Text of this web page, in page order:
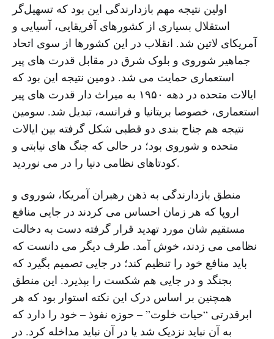
اولین نتیجه مهم بازدارندگی این بود که تسهیل‌گر
استقلال بسیاری از کشورهای آفریقایی، آسیایی و
آمریکای لاتین شد. انقلاب در این کشورها از سوی اتحاد
جماهیر شوروی و بلوک شرق در مقابل قدرت های پیر
استعماری حمایت می شد. دومین نتیجه این بود که
ایالات متحده در دهه ۱۹۵۰ به میراث دار قدرت های پیر
استعماری، خصوصا بریتانیا و فرانسه، تبدیل شد. سومین
نتیجه هم جناح بندی دو قطبی شکل گرفته بین ایالات
متحده و شوروی بود؛ در حالی که جنگ های نیابتی و
کودتاهای نظامی دنیا را در می نوردید.
منطق بازدارندگی به ذهن رهبران آمریکا، شوروی و
اروپا که هر زمان احساس می کردند در جایی منافع
مستقیم شان مورد تهدید قرار گرفته دست به دخالت
نظامی می زدند، خوش آمد. طرف دیگر می دانست که
باید منافع خود را تنظیم کند؛ در جایی تصمیم بگیرد که
بجنگد و در جایی هم شکست را بپذیرد. این منطق
همچنین بر اساس درک این نکته استوار بود که هر
ابرقدرتی “حیات خلوت” – حوزه نفوذ – خود را دارد که
به آن نباید نزدیک شد یا در آن نباید مداخله کرد. در